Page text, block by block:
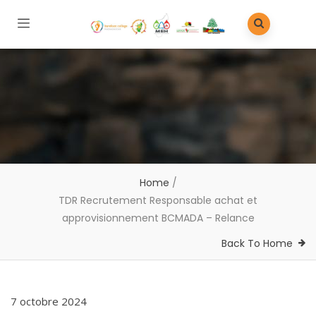
Home /
TDR Recrutement Responsable achat et
approvisionnement BCMADA – Relance
Back To Home
7 octobre 2024